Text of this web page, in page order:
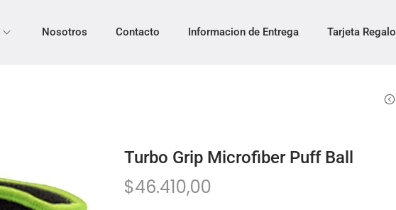
Nosotros Contacto Informacion de Entrega Tarjeta Regalo
Turbo Grip Microfiber Puff Ball
$46.410,00